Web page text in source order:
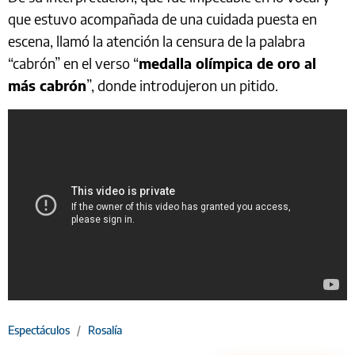
que estuvo acompañada de una cuidada puesta en
escena, llamó la atención la censura de la palabra
“cabrón” en el verso “medalla olímpica de oro al
más cabrón”, donde introdujeron un pitido.
Espectáculos / Rosalía